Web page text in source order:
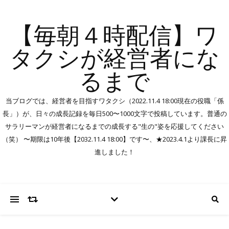
【毎朝４時配信】ワ
タクシが経営者にな
るまで
当ブログでは、経営者を目指すワタクシ（2022.11.4 18:00現在の役職「係
長」）が、日々の成長記録を毎日500〜1000文字で投稿しています。普通の
サラリーマンが経営者になるまでの成長する"生の"姿を応援してください
（笑） 〜期限は10年後【2032.11.4 18:00】です〜、★2023.4.1より課長に昇
進しました！